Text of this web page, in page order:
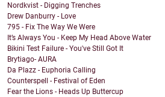
Nordkvist - Digging Trenches
Drew Danburry - Love
795 - Fix The Way We Were
It’s Always You - Keep My Head Above Water
Bikini Test Failure - You've Still Got It
Brytiago- AURA
Da Plazz - Euphoria Calling
Counterspell - Festival of Eden
Fear the Lions - Heads Up Buttercup